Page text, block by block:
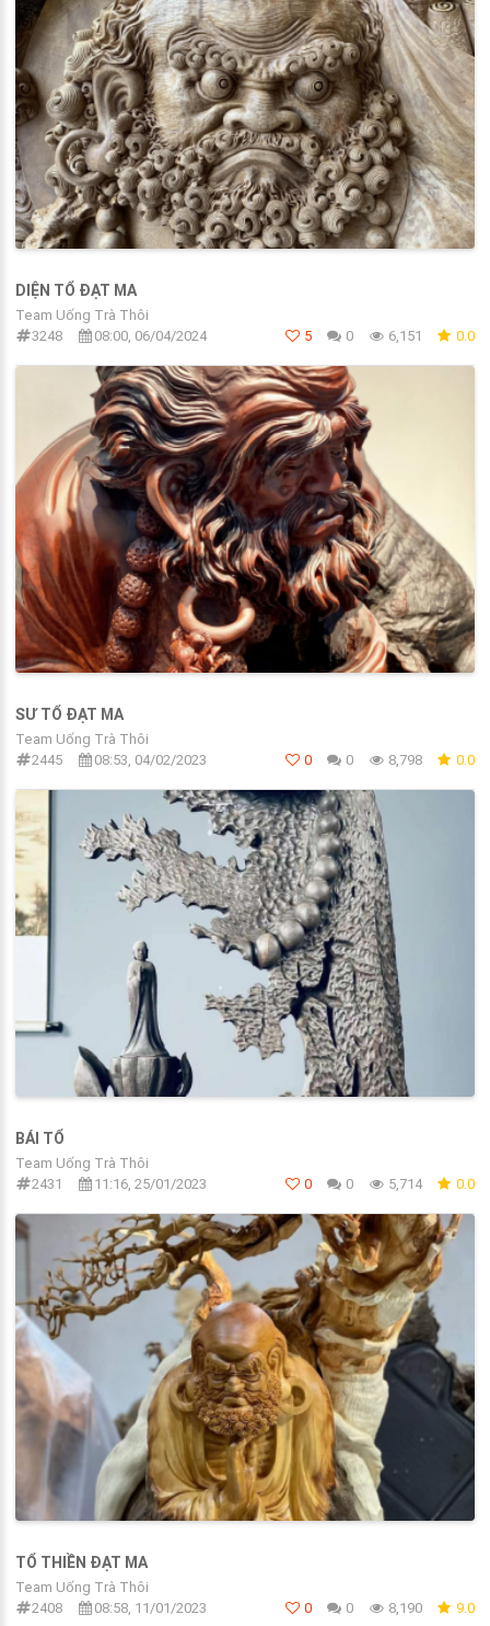
DIỆN TỔ ĐẠT MA
Team Uống Trà Thôi
3248
08:00, 06/04/2024 5 0 6,151 0.0
SƯ TỔ ĐẠT MA
Team Uống Trà Thôi
2445
08:53, 04/02/2023 0 0 8,798 0.0
BÁI TỔ
Team Uống Trà Thôi
2431
11:16, 25/01/2023 0 0 5,714 0.0
TỔ THIỀN ĐẠT MA
Team Uống Trà Thôi
2408
08:58, 11/01/2023 0 0 8,190 9.0